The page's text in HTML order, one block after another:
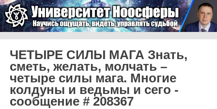
Университет Ноосферы
ЧЕТЫРЕ СИЛЫ МАГА Знать,
сметь, желать, молчать –
четыре силы мага. Многие
колдуны и ведьмы и сего -
сообщение # 208367